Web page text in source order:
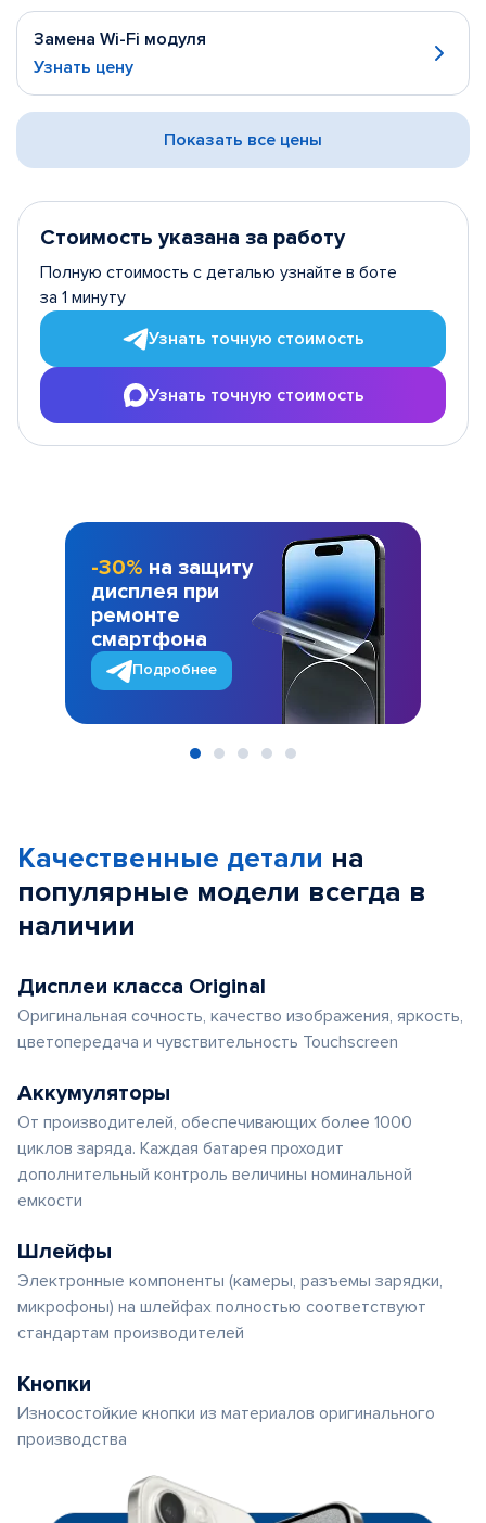
Замена Wi-Fi модуля
Узнать цену
Показать все цены
Стоимость указана за работу
Полную стоимость с деталью узнайте в боте
за 1 минуту
Узнать точную стоимость
Узнать точную стоимость
-30% на защиту
дисплея при
ремонте
смартфона
Подробнее
Качественные детали на
популярные модели всегда в
наличии
Дисплеи класса Original
Оригинальная сочность, качество изображения, яркость,
цветопередача и чувствительность Touchscreen
Аккумуляторы
От производителей, обеспечивающих более 1000
циклов заряда. Каждая батарея проходит
дополнительный контроль величины номинальной
емкости
Шлейфы
Электронные компоненты (камеры, разъемы зарядки,
микрофоны) на шлейфах полностью соответствуют
стандартам производителей
Кнопки
Износостойкие кнопки из материалов оригинального
производства